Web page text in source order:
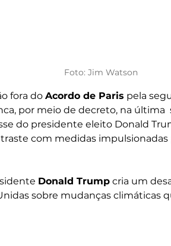
Foto: Jim Watson
fora do Acordo de Paris pela
por meio de decreto, na última
do presidente eleito Donald
com medidas impulsionadas
Donald Trump cria um
sobre mudanças climáticas